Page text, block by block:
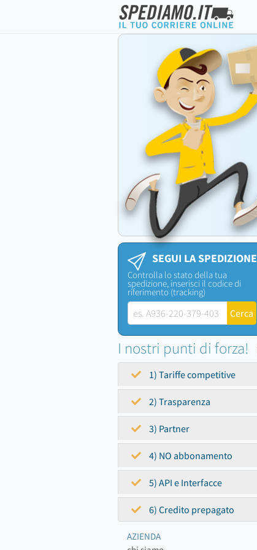
SEGUI LA SPEDIZIONE
Controlla lo stato della tua
spedizione, inserisci il codice di
riferimento (tracking)
I nostri punti di forza!
1) Tariffe competitive
2) Trasparenza
3) Partner
4) NO abbonamento
5) API e Interfacce
6) Credito prepagato
AZIENDA